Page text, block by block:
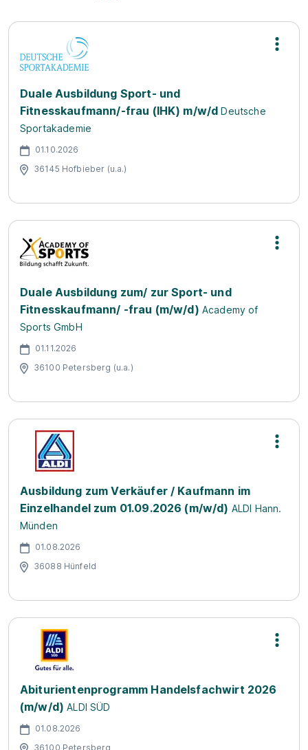
Duale Ausbildung Sport- und
Fitnesskaufmann/-frau (IHK) m/w/d Deutsche
Sportakademie
01.10.2026
36145 Hofbieber (u.a.)
Duale Ausbildung zum/ zur Sport- und
Fitnesskaufmann/ -frau (m/w/d) Academy of
Sports GmbH
01.11.2026
36100 Petersberg (u.a.)
Ausbildung zum Verkäufer / Kaufmann im
Einzelhandel zum 01.09.2026 (m/w/d) ALDI Hann.
Münden
01.08.2026
36088 Hünfeld
Abiturientenprogramm Handelsfachwirt 2026
(m/w/d) ALDI SÜD
01.08.2026
36100 Petersberg